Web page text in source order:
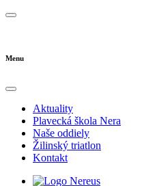
Menu
Aktuality
Plavecká škola Nera
Naše oddiely
Žilinský triatlon
Kontakt